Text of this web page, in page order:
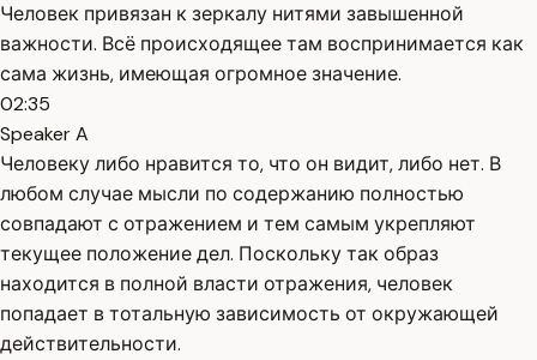
Человек привязан к зеркалу нитями завышенной
важности. Всё происходящее там воспринимается как
сама жизнь, имеющая огромное значение.
02:35
Speaker A
Человеку либо нравится то, что он видит, либо нет. В
любом случае мысли по содержанию полностью
совпадают с отражением и тем самым укрепляют
текущее положение дел. Поскольку так образ
находится в полной власти отражения, человек
попадает в тотальную зависимость от окружающей
действительности.